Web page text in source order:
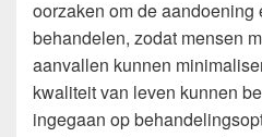
oorzaken om de aandoening
behandelen, zodat mensen
aanvallen kunnen
kwaliteit van leven kunnen
ingegaan op